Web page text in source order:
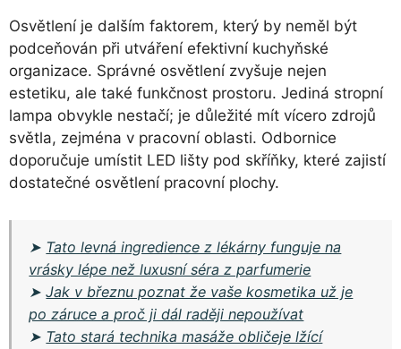
Osvětlení je dalším faktorem, který by neměl být
podceňován při utváření efektivní kuchyňské
organizace. Správné osvětlení zvyšuje nejen
estetiku, ale také funkčnost prostoru. Jediná stropní
lampa obvykle nestačí; je důležité mít vícero zdrojů
světla, zejména v pracovní oblasti. Odbornice
doporučuje umístit LED lišty pod skříňky, které zajistí
dostatečné osvětlení pracovní plochy.
➤ Tato levná ingredience z lékárny funguje na
vrásky lépe než luxusní séra z parfumerie
➤Jak v březnu poznat že vaše kosmetika už je
po záruce a proč ji dál raději nepoužívat
➤ Tato stará technika masáže obličeje lžící